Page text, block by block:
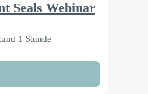
Seals Webinar
1 Stunde